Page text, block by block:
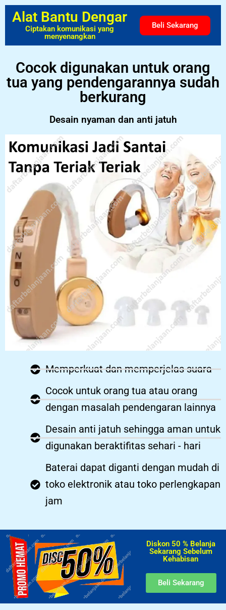
Alat Bantu Dengar
Ciptakan komunikasi yang
menyenangkan
Beli Sekarang
Cocok digunakan untuk orang
tua yang pendengarannya sudah
berkurang
Desain nyaman dan anti jatuh
Memperkuat dan memperjelas suara
Cocok untuk orang tua atau orang
dengan masalah pendengaran lainnya
Desain anti jatuh sehingga aman untuk
digunakan beraktifitas sehari - hari
Baterai dapat diganti dengan mudah di
toko elektronik atau toko perlengkapan
jam
Diskon 50 % Belanja
Sekarang Sebelum
Kehabisan​
Beli Sekarang